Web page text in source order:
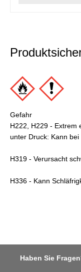
Gefahr
H222, H229 - Extrem
unter Druck: Kann bei
H319 - Verursacht
H336 - Kann
Haben Sie